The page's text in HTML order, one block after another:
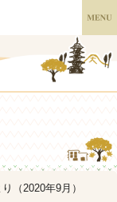
（2020年9月）